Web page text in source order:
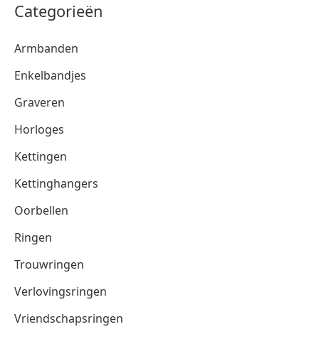
Categorieën
Armbanden
Enkelbandjes
Graveren
Horloges
Kettingen
Kettinghangers
Oorbellen
Ringen
Trouwringen
Verlovingsringen
Vriendschapsringen